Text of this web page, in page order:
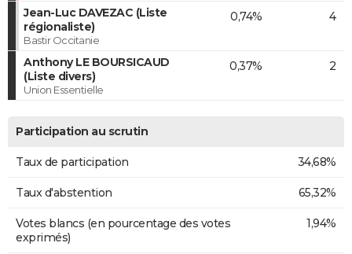
Jean-Luc DAVEZAC (Liste
régionaliste)
Bastir Occitanie
0,74% 4
Anthony LE BOURSICAUD
(Liste divers)
Union Essentielle
0,37% 2
Participation au scrutin
Taux de participation 34,68%
Taux d'abstention 65,32%
Votes blancs (en pourcentage des votes
exprimés)
1,94%